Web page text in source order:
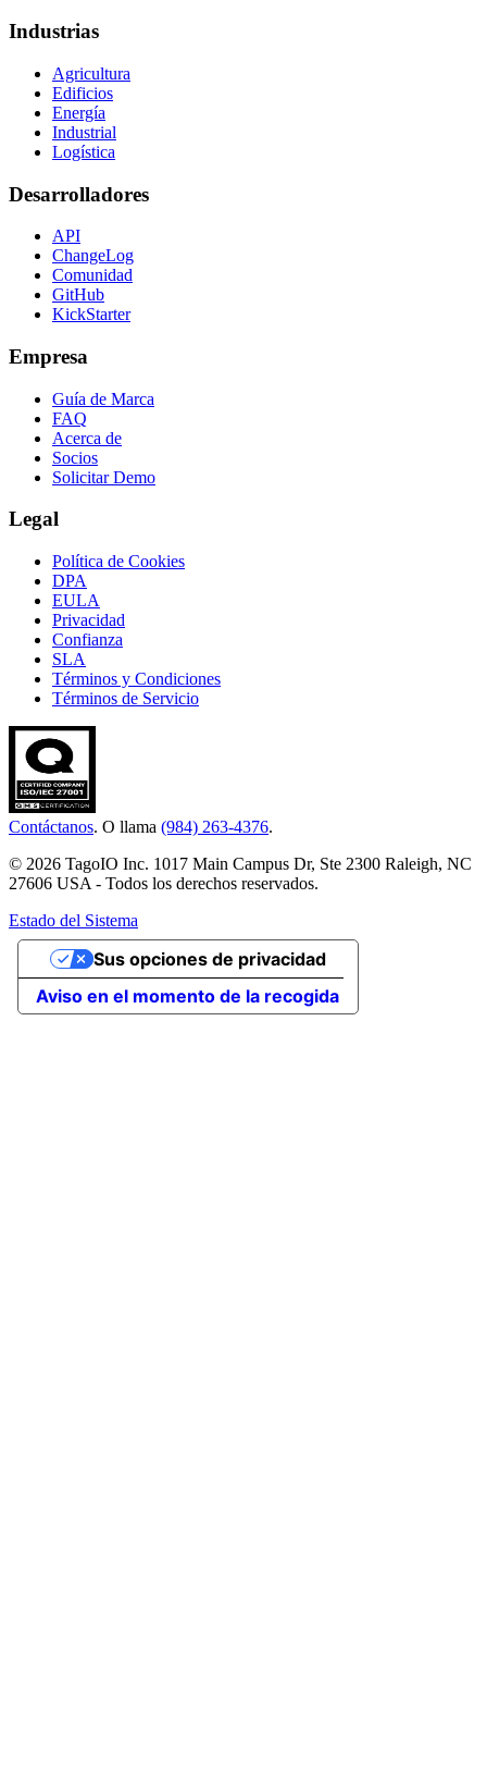
Industrias
Agricultura
Edificios
Energía
Industrial
Logística
Desarrolladores
API
ChangeLog
Comunidad
GitHub
KickStarter
Empresa
Guía de Marca
FAQ
Acerca de
Socios
Solicitar Demo
Legal
Política de Cookies
DPA
EULA
Privacidad
Confianza
SLA
Términos y Condiciones
Términos de Servicio
Contáctanos. O llama (984) 263-4376.
© 2026 TagoIO Inc. 1017 Main Campus Dr, Ste 2300 Raleigh, NC
27606 USA - Todos los derechos reservados.
Estado del Sistema
Aviso en el momento de la recogida
Sus opciones de privacidad